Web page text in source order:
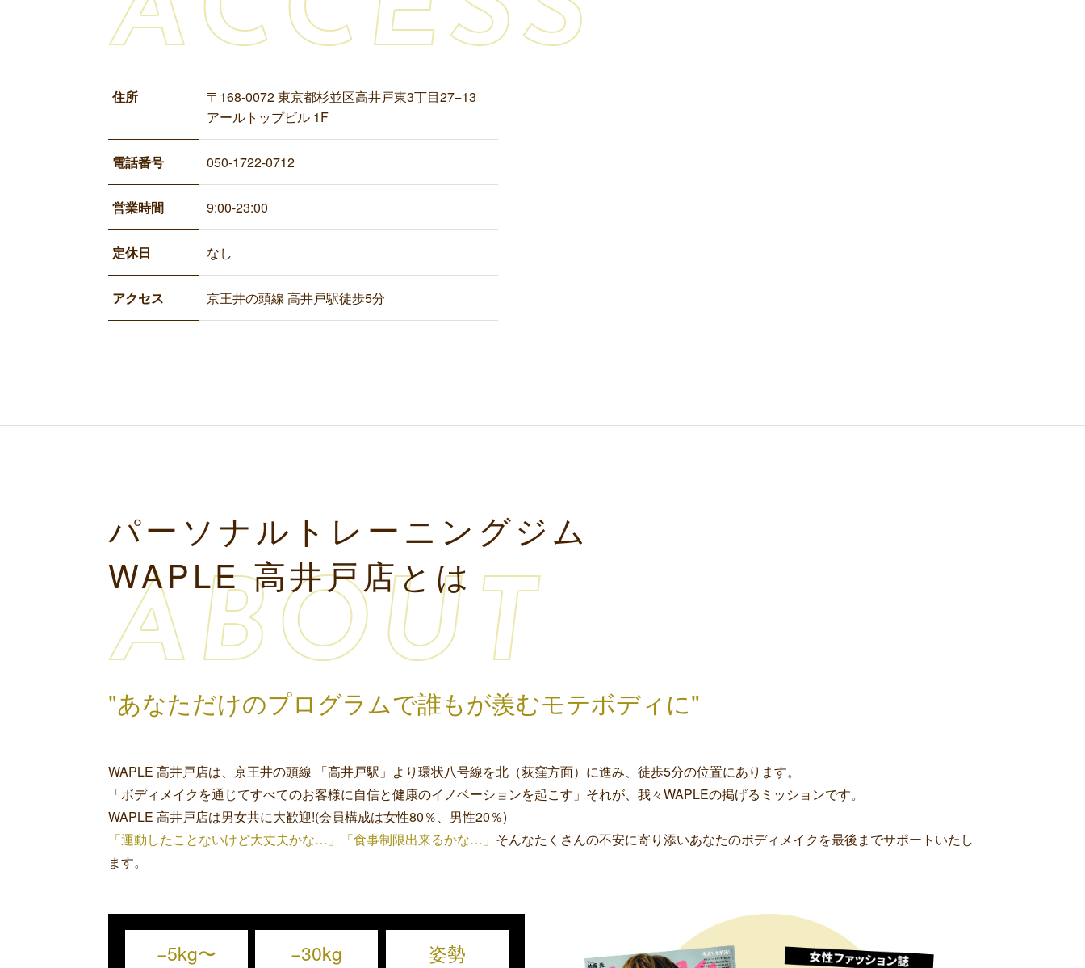
住所
〒168-0072 東京都杉並区高井戸東3丁目27−13
アールトップビル 1F
電話番号 050-1722-0712
営業時間 9:00-23:00
定休日 なし
アクセス 京王井の頭線 高井戸駅徒歩5分
パーソナルトレーニングジム
WAPLE 高井戸店とは
"あなただけのプログラムで誰もが羨むモテボディに"
WAPLE 高井戸店は、京王井の頭線 「高井戸駅」より環状八号線を北（荻窪方面）に進み、徒歩5分の位置にあります。
「ボディメイクを通じてすべてのお客様に自信と健康のイノベーションを起こす」それが、我々WAPLEの掲げるミッションです。
WAPLE 高井戸店は男女共に大歓迎!(会員構成は女性80％、男性20％)
「運動したことないけど大丈夫かな…」「食事制限出来るかな…」 そんなたくさんの不安に寄り添いあなたのボディメイクを最後までサポートいたし
ます。
−5kg〜 −30kg 姿勢